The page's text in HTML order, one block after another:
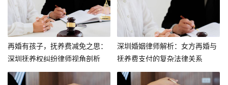
再婚有孩子，抚养费减免之思：
深圳抚养权纠纷律师视角剖析
深圳婚姻律师解析：女方再婚与
抚养费支付的复杂法律关系